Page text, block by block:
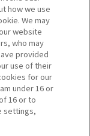
how we use
We may
website
who may
provided
use of their
for our
under 16 or
16 or to
settings,